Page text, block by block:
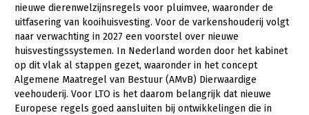
nieuwe dierenwelzijnsregels voor pluimvee, waaronder de
uitfasering van kooihuisvesting. Voor de varkenshouderij volgt
naar verwachting in 2027 een voorstel over nieuwe
huisvestingssystemen. In Nederland worden door het kabinet
op dit vlak al stappen gezet, waaronder in het concept
Algemene Maatregel van Bestuur (AMvB) Dierwaardige
veehouderij. Voor LTO is het daarom belangrijk dat nieuwe
Europese regels goed aansluiten bij ontwikkelingen die in